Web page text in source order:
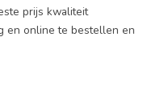
prijs kwaliteit
en online te bestellen en